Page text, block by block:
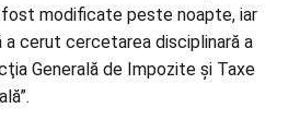
modificate peste noapte, iar
a cerut cercetarea disciplinară a
Generală de Impozite şi Taxe